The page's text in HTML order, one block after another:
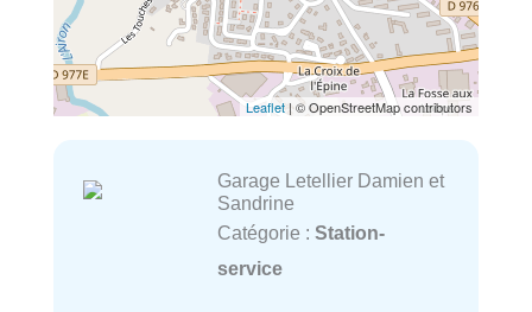
Leaflet | © OpenStreetMap contributors
Garage Letellier Damien et
Sandrine
Catégorie : Station-
service